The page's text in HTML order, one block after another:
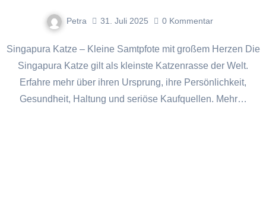
Petra 31. Juli 2025 0 Kommentar
Singapura Katze – Kleine Samtpfote mit großem Herzen Die
Singapura Katze gilt als kleinste Katzenrasse der Welt.
Erfahre mehr über ihren Ursprung, ihre Persönlichkeit,
Gesundheit, Haltung und seriöse Kaufquellen. Mehr…